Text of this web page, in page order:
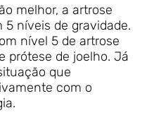
melhor, a artrose
5 níveis de gravidade.
nível 5 de artrose
prótese de joelho. Já
que
com o